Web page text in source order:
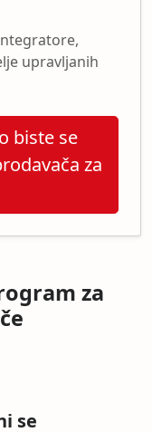
upravljanih
biste se
za
za
se